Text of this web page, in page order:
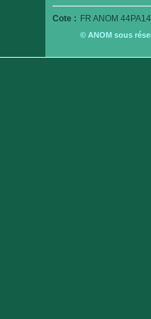
Cote : FR ANOM
© ANOM sous